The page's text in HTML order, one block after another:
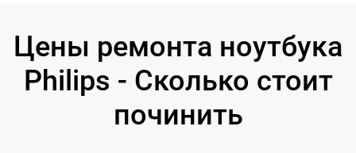
Цены ремонта ноутбука
Philips - Сколько стоит
починить